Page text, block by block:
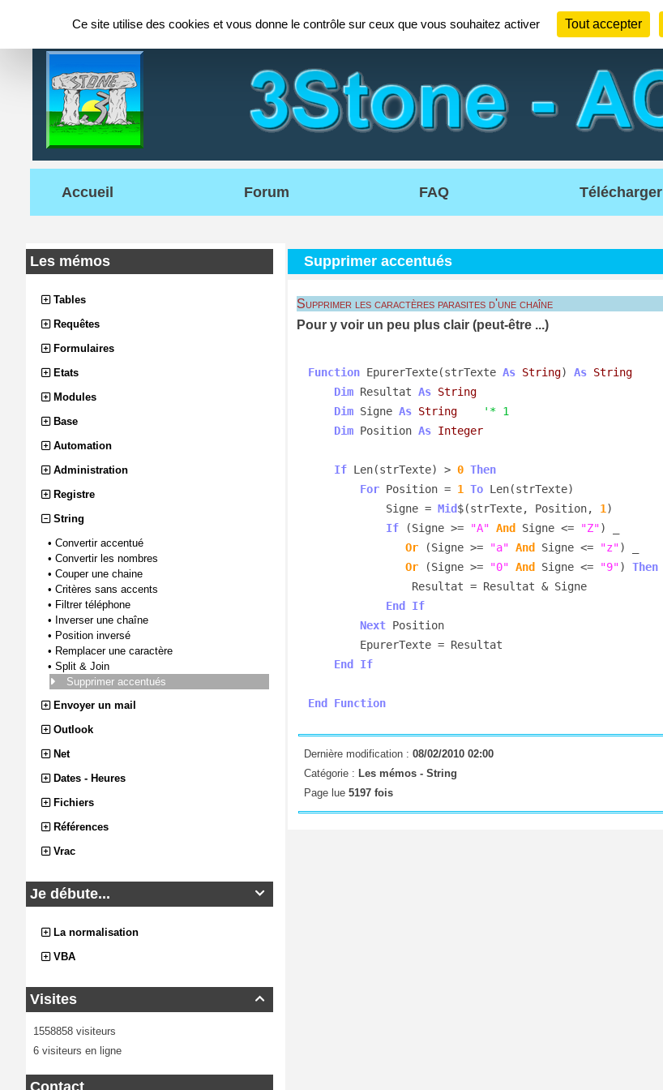
Accueil Forum FAQ Télécharger
Les mémos
Tables
Requêtes
Formulaires
Etats
Modules
Base
Automation
Administration
Registre
String
• Convertir accentué
• Convertir les nombres
• Couper une chaine
• Critères sans accents
• Filtrer téléphone
• Inverser une chaîne
• Position inversé
• Remplacer une caractère
• Split & Join
Supprimer accentués
Envoyer un mail
Outlook
Net
Dates - Heures
Fichiers
Références
Vrac

Je débute...
La normalisation
VBA

Visites
1558858 visiteurs
6 visiteurs en ligne
Contact
Supprimer accentués
Supprimer les caractères parasites d'une chaîne
Pour y voir un peu plus clair (peut-être ...)
Function EpurerTexte(strTexte As String) As String
Dim Resultat As String
Dim Signe As String
'* 1
Dim Position As Integer
If Len(strTexte) > 0 Then
For Position = 1 To Len(strTexte)
            Signe =
Mid$(strTexte, Position, 1 )
If (Signe >= "A" And Signe <= "Z") _
Or (Signe >= "a" And Signe <= "z") _
Or (Signe >= "0" And Signe <= "9") Then
End If
Next Position
End If
End Function
Dernière modification : 08/02/2010 02:00
Catégorie : Les mémos - String
Page lue 5197 fois
Ce site utilise des cookies et vous donne le contrôle sur ceux que vous souhaitez activer
Tout accepter